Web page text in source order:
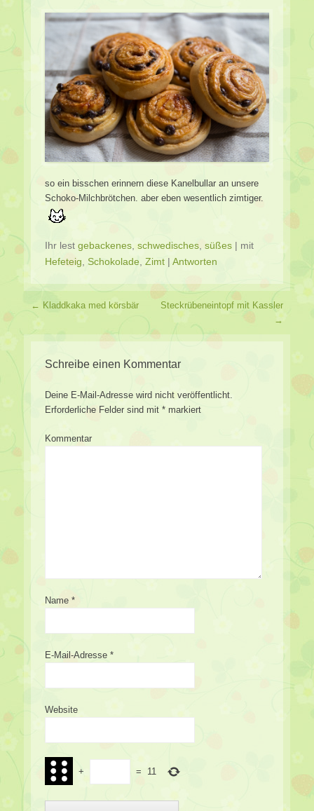
so ein bisschen erinnern diese Kanelbullar an unsere
Schoko-Milchbrötchen. aber eben wesentlich zimtiger.
Ihr lest gebackenes schwedisches süßes | mit
Hefeteig Schokolade Zimt | Antworten
Beitragsverzeichnis
← Kladdkaka med körsbär
Steckrübeneintopf mit Kassler
→
Schreibe einen Kommentar
Deine E-Mail-Adresse wird nicht veröffentlicht.
Erforderliche Felder sind mit * markiert
Kommentar
Name *
E-Mail-Adresse *
Website
+ = 11